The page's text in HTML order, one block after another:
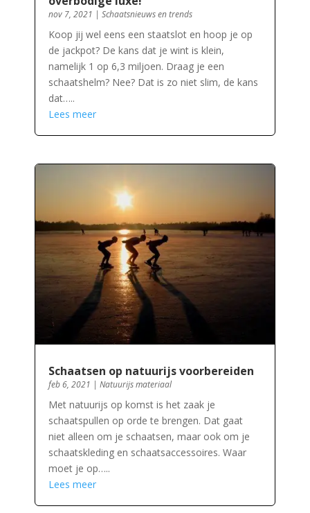
nov 7, 2021 | Schaatsnieuws en trends
Koop jij wel eens een staatslot en hoop je op
de jackpot? De kans dat je wint is klein,
namelijk 1 op 6,3 miljoen. Draag je een
schaatshelm? Nee? Dat is zo niet slim, de kans
dat…..
Lees meer
Schaatsen op natuurijs voorbereiden
feb 6, 2021 | Natuurijs materiaal
Met natuurijs op komst is het zaak je
schaatspullen op orde te brengen. Dat gaat
niet alleen om je schaatsen, maar ook om je
schaatskleding en schaatsaccessoires. Waar
moet je op…..
Lees meer